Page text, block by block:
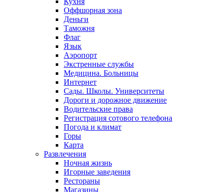
Оффшорная зона
Деньги
Таможня
Флаг
Язык
Аэропорт
Экстренные службы
Медицина. Больницы
Интернет
Сады. Школы. Университеты
Дороги и дорожное движение
Водительские права
Регистрация сотового телефона
Погода и климат
Горы
Карта
Развлечения
Ночная жизнь
Игорные заведения
Рестораны
Магазины